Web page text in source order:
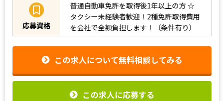
応募資格
普通自動車免許を取得後1年以上の方☆
タクシー未経験者歓迎！2種免許取得費用
を会社で全額負担します！（条件有り）
この求人について無料相談してみる
この求人に応募する